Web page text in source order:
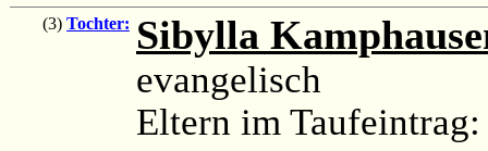
(3) Tochter: Sibylla
evangelisch
Eltern im Taufeintrag: